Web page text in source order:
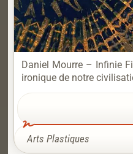
Daniel Mourre – Infinie
ironique de notre
Arts Plastiques